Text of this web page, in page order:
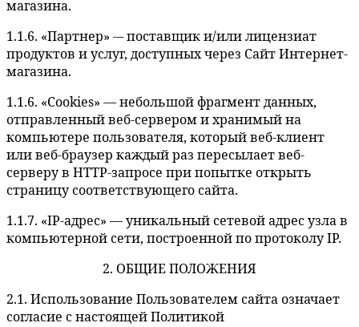
магазина.
1.1.6. «Партнер» -– поставщик и/или лицензиат
продуктов и услуг, доступных через Сайт Интернет-
магазина.
1.1.6. «Cookies» — небольшой фрагмент данных,
отправленный веб-сервером и хранимый на
компьютере пользователя, который веб-клиент
или веб-браузер каждый раз пересылает веб-
серверу в HTTP-запросе при попытке открыть
страницу соответствующего сайта.
1.1.7. «IP-адрес» — уникальный сетевой адрес узла в
компьютерной сети, построенной по протоколу IP.
2. ОБЩИЕ ПОЛОЖЕНИЯ
2.1. Использование Пользователем сайта означает
согласие с настоящей Политикой